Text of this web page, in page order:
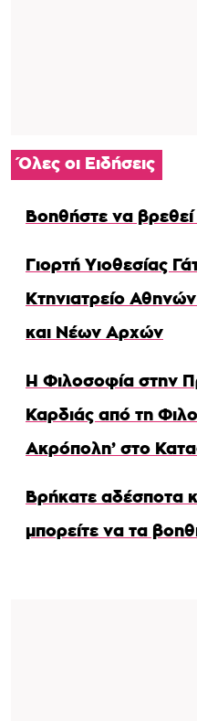
Όλες οι Ειδήσεις
Βοηθήστε να
Γιορτή Υιοθεσίας
Κτηνιατρείο
και Νέων Αρχών
Η Φιλοσοφία στην
Καρδιάς από τη
Ακρόπολη’ στο
Βρήκατε αδέσποτα
μπορείτε να τα